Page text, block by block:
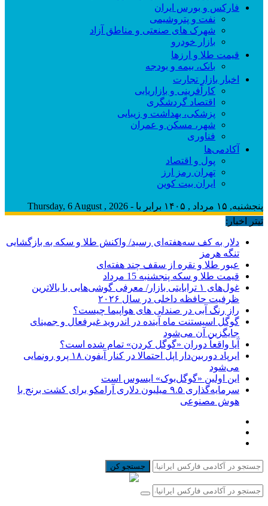
فارکس و بورس ایران
نفت و پتروشیمی
شهرک های صنعتی و مناطق آزاد
بازار خودرو
قیمت طلا و ارزها
بانک، بیمه و بودجه
اخبار بازار تجارت
کارآفرینی و بازاریابی
اقتصاد گردشگری
پزشکی، بهداشت و زیبایی
شهر، مسکن و عمران
فناوری
آکادمی‌ها
پول و اقتصاد
تهران رمز ارز
ایران بیت کوین
پنجشنبه, ۱۵ مرداد , ۱۴۰۵ برابر با - Thursday, 6 August , 2026
تیتر اخبار:
دلار به کف سه‌هفته‌ای رسید/ واکنش طلا و سکه به بازگشایی
تنگه هرمز
عبور طلا و نقره از سقف چند هفته‌ای
قیمت طلا و سکه پنجشنبه 15 مرداد
غول‌های ۱ ترابایتی بازار/ معرفی گوشی‌هایی با بالاترین
ظرفیت حافظه داخلی در سال ۲۰۲۶
راز رنگ آبی در صندلی های هواپیما چیست؟
گوگل اسیستنت ماه آینده در اندروید غیرفعال و جمینای
جایگزین آن می‌شود
آیا واقعاً دوران «گوگل کردن» تمام شده است؟
ایرپاد دوربین‌دار اپل احتمالا در کنار آیفون ۱۸ پرو رونمایی
می‌شود
این اولین «گوگل‌بوک» ایسوس است
سرمایه‌گذاری ۹.۵ میلیون دلاری آرامکو برای کشت برنج با
هوش مصنوعی
جستجو کن